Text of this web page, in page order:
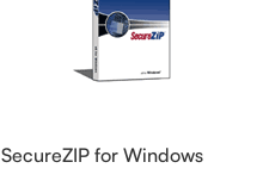
SecureZIP for Windows